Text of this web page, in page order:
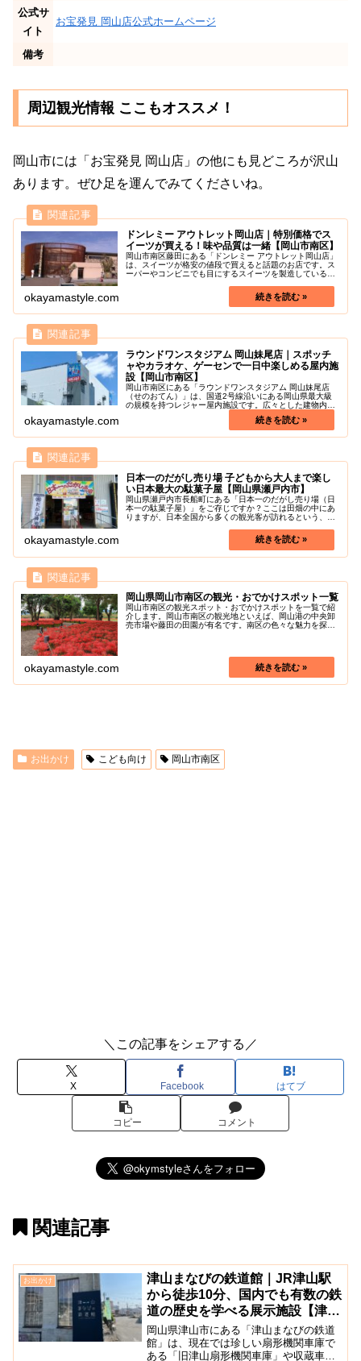
公式サ
イト
お宝発見 岡山店公式ホームページ
備考
周辺観光情報 ここもオススメ！
岡山市には「お宝発見 岡山店」の他にも見どころが沢山
あります。ぜひ足を運んでみてくださいね。
ドンレミー アウトレット岡山店｜特別価格でス
イーツが買える！味や品質は一緒【岡山市南区】
岡山市南区藤田にある「ドンレミー アウトレット岡山店」
は、スイーツが格安の値段で買えると話題のお店です。ス
ーパーやコンビニでも目にするスイーツを製造している工
okayamastyle.com
ラウンドワンスタジアム 岡山妹尾店｜スポッチ
ャやカラオケ、ゲーセンで一日中楽しめる屋内施
設【岡山市南区】
岡山市南区にある「ラウンドワンスタジアム 岡山妹尾店
（せのおてん）」は、国道2号線沿いにある岡山県最大級
の規模を持つレジャー屋内施設です。広々とした建物内に
は、ボウリング場やゲームコーナー、スポッチャ・カラオ
ケ・ビリヤード・ダーツ・卓球・バ...
okayamastyle.com
日本一のだがし売り場 子どもから大人まで楽し
い日本最大の駄菓子屋【岡山県瀬戸内市】
岡山県瀬戸内市長船町にある「日本一のだがし売り場（日
本一の駄菓子屋）」をご存じですか？ここは田畑の中にあ
りますが、日本全国から多くの観光客が訪れるという、知
広大な敷地を持つ工場か倉庫のよう...
okayamastyle.com
岡山県岡山市南区の観光・おでかけスポット一覧
岡山市南区の観光スポット・おでかけスポットを一覧で紹
介します。岡山市南区の観光地といえば、岡山港の中央卸
売市場や藤田の田園が有名です。南区の色々な魅力を探し
okayamastyle.com
お出かけ こども向け 岡山市南区
＼この記事をシェアする／
X Facebook はてブ
コピー コメント
関連記事
お出かけ
津山まなびの鉄道館｜JR津山駅
から徒歩10分、国内でも有数の鉄
道の歴史を学べる展示施設【津山
市】
岡山県津山市にある「津山まなびの鉄道
館」は、現在では珍しい扇形機関車庫で
ある「旧津山扇形機関車庫」や収蔵車両